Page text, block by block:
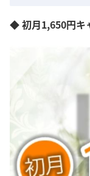
◆ 初月1,650円キ